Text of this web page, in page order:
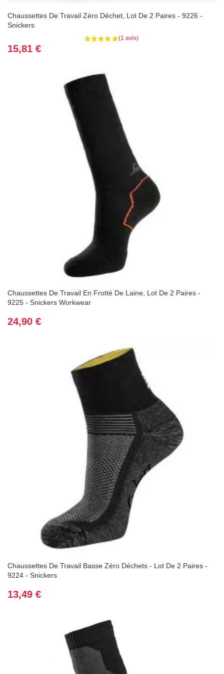
Chaussettes De Travail Zéro Déchet, Lot De 2 Paires - 9226 -
Snickers
Prix
15,81 €
Chaussettes De Travail En Frotté De Laine, Lot De 2 Paires -
9225 - Snickers Workwear
Prix
24,90 €
Chaussettes De Travail Basse Zéro Déchets - Lot De 2 Paires -
9224 - Snickers
Prix
13,49 €